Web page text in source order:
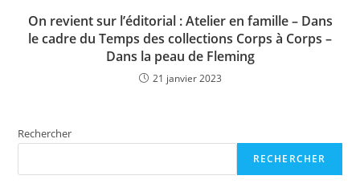
On revient sur l’éditorial : Atelier en famille – Dans
le cadre du Temps des collections Corps à Corps –
Dans la peau de Fleming
21 janvier 2023
Rechercher
RECHERCHER